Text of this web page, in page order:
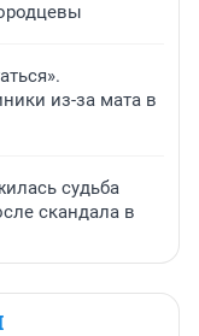
из-за мата в
судьба
скандала в